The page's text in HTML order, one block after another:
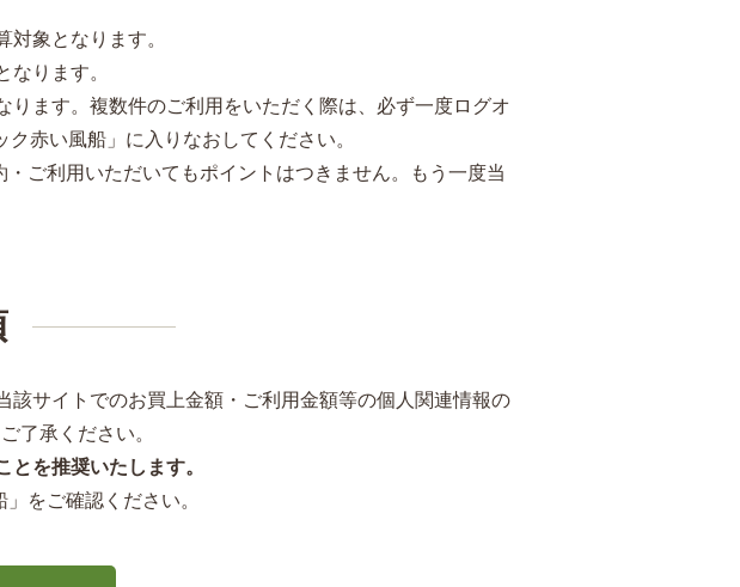
象となります。
ります。
ます。複数件のご利用をいただく際は、必ず一度ログオ
赤い風船」に入りなおしてください。
ご利用いただいてもポイントはつきません。もう一度当
サイトでのお買上金額・ご利用金額等の個人関連情報の
了承ください。
を推奨いたします。
をご確認ください。